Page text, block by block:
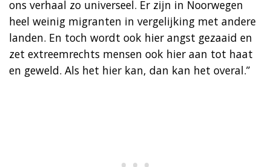
ons verhaal zo universeel. Er zijn in Noorwegen
heel weinig migranten in vergelijking met andere
landen. En toch wordt ook hier angst gezaaid en
zet extreemrechts mensen ook hier aan tot haat
en geweld. Als het hier kan, dan kan het overal.”